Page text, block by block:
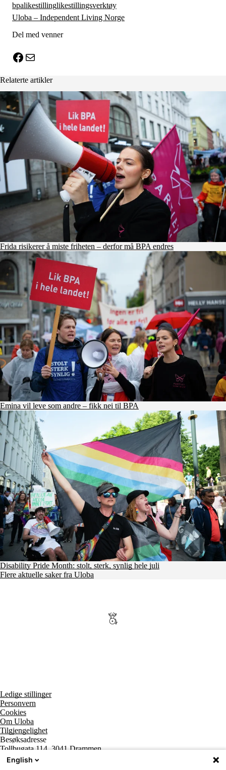
bpalikestillinglikestillingsverktøy
Uloba – Independent Living Norge
Del med venner
X
Facebook
E-post
Relaterte artikler
Frida risikerer å miste friheten – derfor må BPA endres
Emina vil leve som andre – fikk nei til BPA
Disability Pride Month: stolt, sterk, synlig hele juli
Flere aktuelle saker fra Uloba
Ledige stillinger
Personvern
Cookies
Om Uloba
Tilgjengelighet
Besøksadresse
Tollbugata 114, 3041 Drammen
Postadresse
Postboks 2474 Strømsø, 3003 Drammen
English